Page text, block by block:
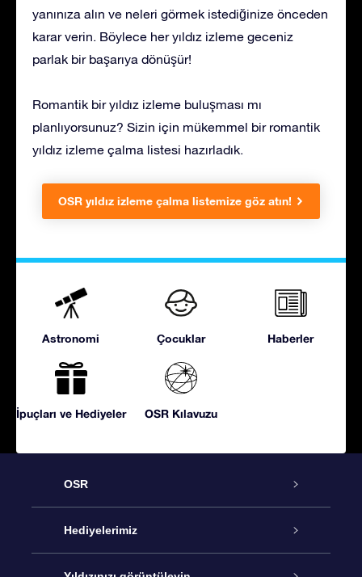
yanınıza alın ve neleri görmek istediğinize önceden
karar verin. Böylece her yıldız izleme geceniz
parlak bir başarıya dönüşür!
Romantik bir yıldız izleme buluşması mı
planlıyorsunuz? Sizin için mükemmel bir romantik
yıldız izleme çalma listesi hazırladık.
OSR yıldız izleme çalma listemize göz atın!
Astronomi Çocuklar Haberler
İpuçları ve Hediyeler OSR Kılavuzu
OSR
Hizmet
Hediyelerimiz